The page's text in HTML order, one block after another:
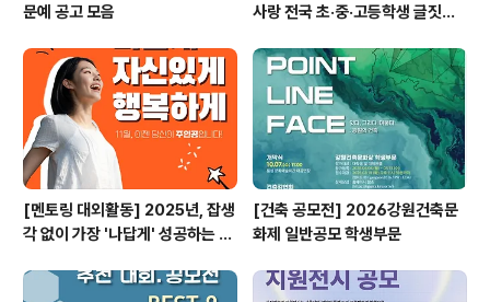
문예 공고 모음
사랑 전국 초·중·고등학생 글짓기
[멘토링 대외활동] 2025년, 잡생
각 없이 가장 '나답게' 성공하는 법
[건축 공모전] 2026강원건축문
화제 일반공모 학생부문